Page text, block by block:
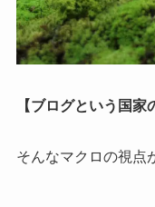
【ブログという国家
そんなマクロの視点